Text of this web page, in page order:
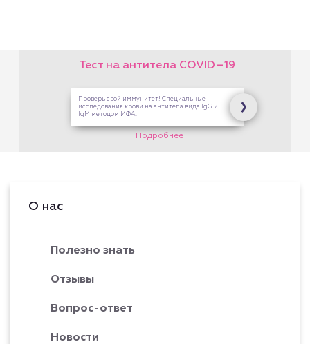
О нас
Полезно знать
Отзывы
Вопрос-ответ
Новости